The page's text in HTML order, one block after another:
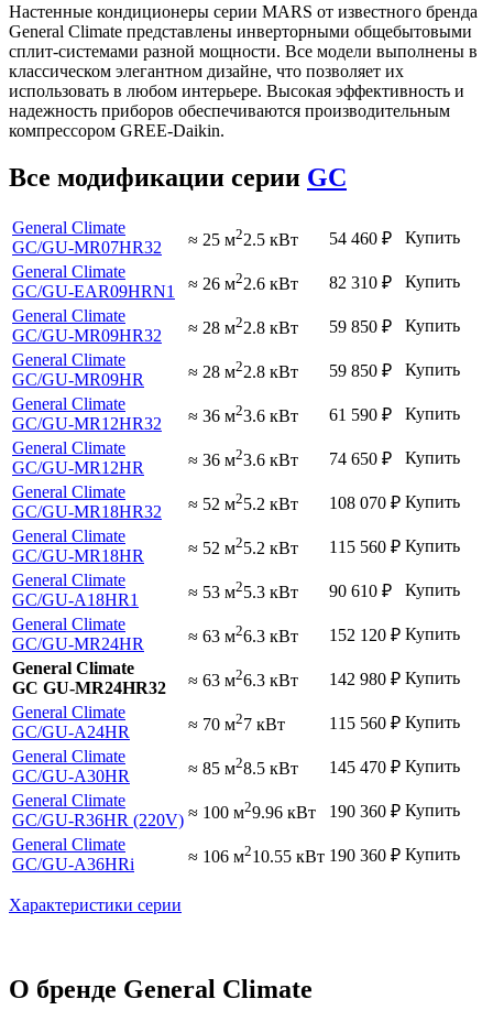
Настенные кондиционеры серии MARS от известного бренда
General Climate представлены инверторными общебытовыми
сплит-системами разной мощности. Все модели выполнены в
классическом элегантном дизайне, что позволяет их
использовать в любом интерьере. Высокая эффективность и
надежность приборов обеспечиваются производительным
компрессором GREE-Daikin.
Все модификации серии GC
General Climate
GC/GU-MR07HR32 ≈ 25 м22.5 кВт 54 460 ₽
Купить
General Climate
GC/GU-EAR09HRN1 ≈ 26 м22.6 кВт 82 310 ₽
Купить
General Climate
GC/GU-MR09HR32 ≈ 28 м22.8 кВт 59 850 ₽
Купить
General Climate
GC/GU-MR09HR ≈ 28 м22.8 кВт 59 850 ₽
Купить
General Climate
GC/GU-MR12HR32 ≈ 36 м23.6 кВт 61 590 ₽
Купить
General Climate
GC/GU-MR12HR ≈ 36 м23.6 кВт 74 650 ₽
Купить
General Climate
GC/GU-MR18HR32 ≈ 52 м25.2 кВт 108 070 ₽ Купить
General Climate
GC/GU-MR18HR ≈ 52 м25.2 кВт 115 560 ₽ Купить
General Climate
GC/GU-A18HR1 ≈ 53 м25.3 кВт 90 610 ₽
Купить
General Climate
GC/GU-MR24HR ≈ 63 м26.3 кВт 152 120 ₽ Купить
General Climate
GC GU-MR24HR32
≈ 63 м26.3 кВт 142 980 ₽ Купить
General Climate
GC/GU-A24HR ≈ 70 м27 кВт 115 560 ₽ Купить
General Climate
GC/GU-A30HR ≈ 85 м28.5 кВт 145 470 ₽ Купить
General Climate
GC/GU-R36HR (220V) ≈ 100 м29.96 кВт 190 360 ₽ Купить
General Climate
GC/GU-A36HRi ≈ 106 м210.55 кВт 190 360 ₽ Купить
Характеристики серии
О бренде General Climate